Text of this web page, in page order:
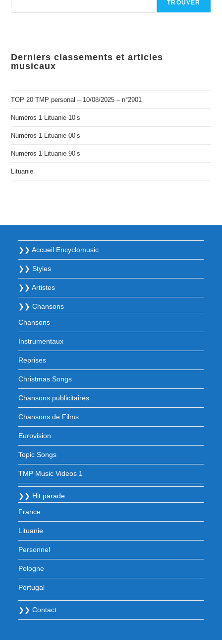
TROUVER
Derniers classements et articles
musicaux
TOP 20 TMP personal – 10/08/2025 – n°2901
Numéros 1 Lituanie 10’s
Numéros 1 Lituanie 00’s
Numéros 1 Lituanie 90’s
Lituanie
❯❯ Accueil Encyclomusic
❯❯ Styles
❯❯ Artistes
❯❯ Chansons
Chansons
Instrumentaux
Reprises
Christmas Songs
Chansons publicitaires
Chansons de Films
Eurovision
Topic Songs
TMP Music Videos 1
❯❯ Hit parade
France
Lituanie
Personnel
Pologne
Portugal
❯❯ Contact